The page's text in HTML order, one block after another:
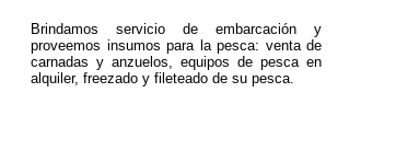
Brindamos servicio de embarcación y
proveemos insumos para la pesca: venta de
carnadas y anzuelos, equipos de pesca en
alquiler, freezado y fileteado de su pesca.